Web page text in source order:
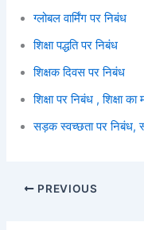
ग्लोबल वार्मिंग पर निबंध
शिक्षा पद्धति पर निबंध
शिक्षक दिवस पर निबंध
शिक्षा पर निबंध , शिक्षा का
सड़क स्वच्छता पर निबंध,
PREVIOUS